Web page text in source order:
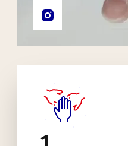
Compte